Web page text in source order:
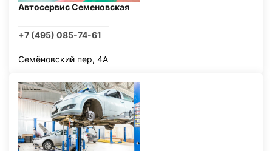
Автосервис Семеновская
+7 (495) 085-74-61
Семёновский пер, 4А